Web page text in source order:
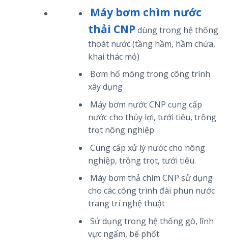
Máy bơm chìm nước
thải CNPdùng trong hệ thống
thoát nước (tầng hầm, hầm chứa,
khai thác mỏ)
Bơm hố móng trong công trình
xây dụng
Máy bơm nước CNP cung cấp
nước cho thủy lợi, tưới tiêu, trồng
trọt nông nghiệp
Cung cấp xử lý nước cho nông
nghiệp, trồng trọt, tưới tiêu.
Máy bơm thả chìm CNP sử dụng
cho các công trình đài phun nước
trang trí nghệ thuật
Sử dụng trong hệ thống gò, lĩnh
vực ngấm, bể phốt